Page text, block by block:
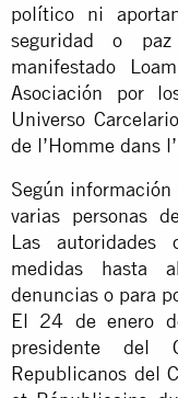
político ni
seguridad o
manifestado
Asociación por
Universo
de l’Homme dans
Según
varias personas
Las autoridades
medidas hasta
denuncias o para
El 24 de enero
presidente del
Republicanos del